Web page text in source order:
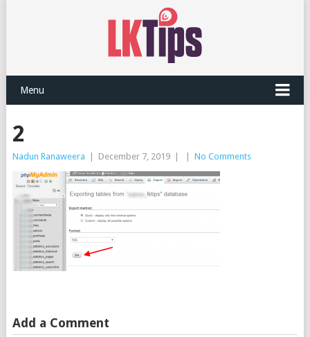
Menu
2
Nadun Ranaweera December 7, 2019 No Comments
Add a Comment